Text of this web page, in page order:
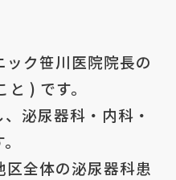
ック笹川医院院長の
) です。
泌尿器科・内科・
全体の泌尿器科患